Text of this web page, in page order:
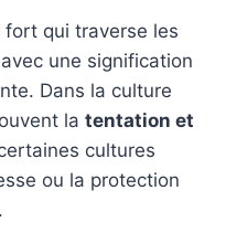
qui traverse les
une signification
Dans la culture
la tentation et
cultures
ou la protection